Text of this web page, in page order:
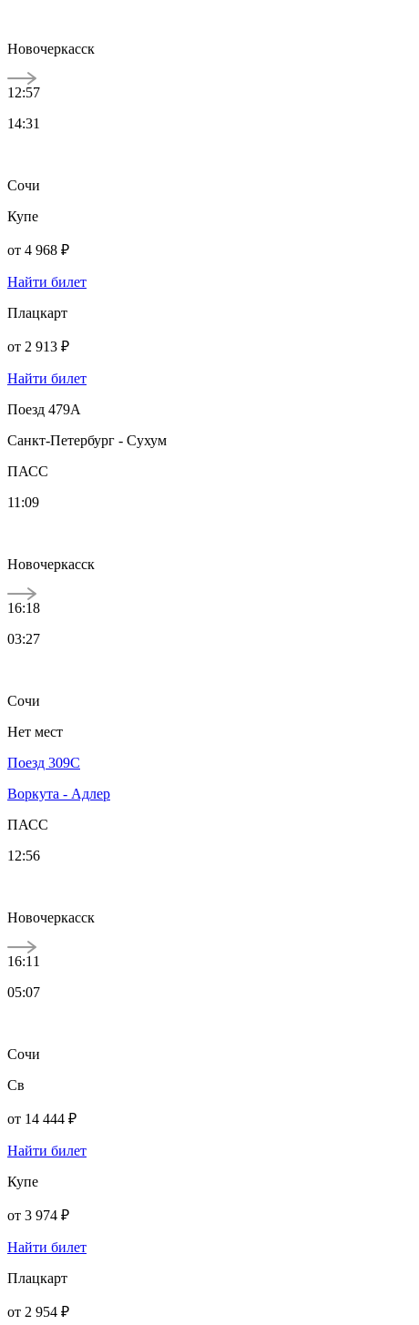
Новочеркасск
12:57
14:31
Сочи
Купе
от 4 968 ₽
Найти билет
Плацкарт
от 2 913 ₽
Найти билет
Поезд 479А
Санкт-Петербург - Сухум
ПАСС
11:09
Новочеркасск
16:18
03:27
Сочи
Нет мест
Поезд 309С
Воркута - Адлер
ПАСС
12:56
Новочеркасск
16:11
05:07
Сочи
Св
от 14 444 ₽
Найти билет
Купе
от 3 974 ₽
Найти билет
Плацкарт
от 2 954 ₽